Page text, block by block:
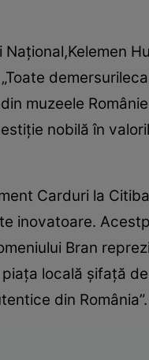
Naţional,Kelemen
muzeele
nobilă în
Carduri la
inovatoare.
Bran
locală şifaţă
din România”.